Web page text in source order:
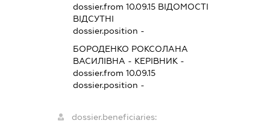
dossier.from 10.09.15ВІДОМОСТІ
ВІДСУТНІ
dossier.position -
БОРОДЕНКО РОКСОЛАНА
ВАСИЛІВНА - КЕРІВНИК -
dossier.from 10.09.15
dossier.position -
dossier.beneficiaries: